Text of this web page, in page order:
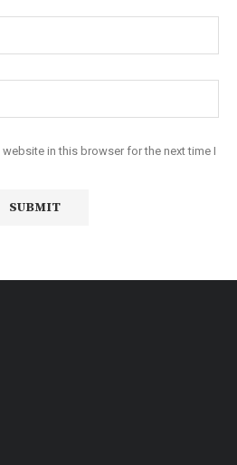
website in this browser for the next time I